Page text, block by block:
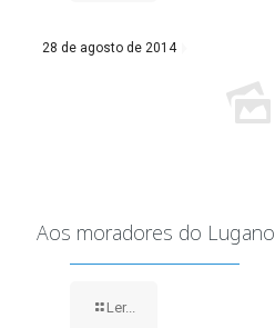
28 de agosto de 2014
Aos moradores do Lugano
Ler...